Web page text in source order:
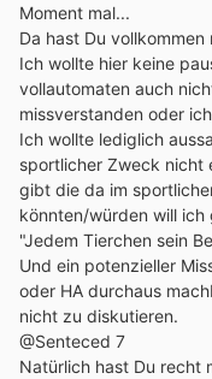
Moment mal...
Da hast Du vollkommen
Ich wollte hier keine
vollautomaten auch
missverstanden oder
Ich wollte lediglich
sportlicher Zweck nicht
gibt die da im
könnten/würden will
"Jedem Tierchen sein
Und ein potenzieller
oder HA durchaus
nicht zu diskutieren.
@Senteced 7
Natürlich hast Du recht